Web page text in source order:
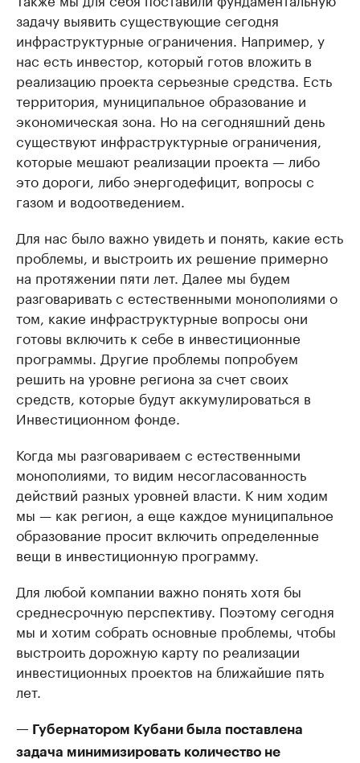
задачу выявить существующие сегодня
инфраструктурные ограничения. Например, у
нас есть инвестор, который готов вложить в
реализацию проекта серьезные средства. Есть
территория, муниципальное образование и
экономическая зона. Но на сегодняшний день
существуют инфраструктурные ограничения,
которые мешают реализации проекта — либо
это дороги, либо энергодефицит, вопросы с
газом и водоотведением.
Для нас было важно увидеть и понять, какие есть
проблемы, и выстроить их решение примерно
на протяжении пяти лет. Далее мы будем
разговаривать с естественными монополиями о
том, какие инфраструктурные вопросы они
готовы включить к себе в инвестиционные
программы. Другие проблемы попробуем
решить на уровне региона за счет своих
средств, которые будут аккумулироваться в
Инвестиционном фонде.
Когда мы разговариваем с естественными
монополиями, то видим несогласованность
действий разных уровней власти. К ним ходим
мы — как регион, а еще каждое муниципальное
образование просит включить определенные
вещи в инвестиционную программу.
Для любой компании важно понять хотя бы
среднесрочную перспективу. Поэтому сегодня
мы и хотим собрать основные проблемы, чтобы
выстроить дорожную карту по реализации
инвестиционных проектов на ближайшие пять
лет.
— Губернатором Кубани была поставлена
задача минимизировать количество не